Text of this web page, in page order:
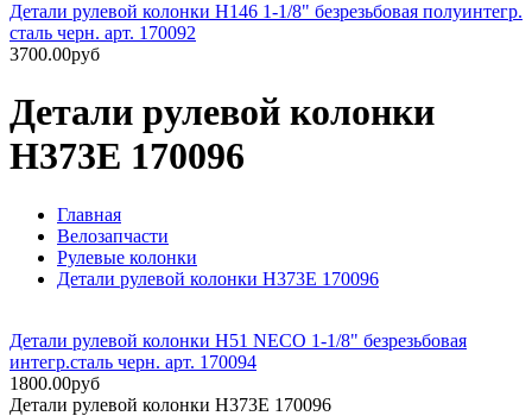
Детали рулевой колонки H146 1-1/8" безрезьбовая полуинтегр.
сталь черн. арт. 170092
3700.00руб
Детали рулевой колонки
H373E 170096
Главная
Велозапчасти
Рулевые колонки
Детали рулевой колонки H373E 170096
Детали рулевой колонки H51 NECO 1-1/8" безрезьбовая
интегр.сталь черн. арт. 170094
1800.00руб
Детали рулевой колонки H373E 170096